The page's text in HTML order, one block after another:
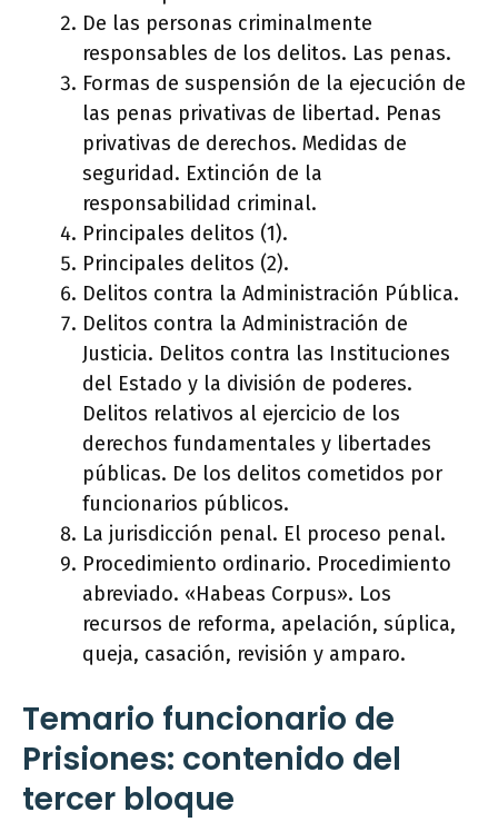
De las personas criminalmente
responsables de los delitos. Las penas.
Formas de suspensión de la ejecución de
las penas privativas de libertad. Penas
privativas de derechos. Medidas de
seguridad. Extinción de la
responsabilidad criminal.
Principales delitos (1).
Principales delitos (2).
Delitos contra la Administración Pública.
Delitos contra la Administración de
Justicia. Delitos contra las Instituciones
del Estado y la división de poderes.
Delitos relativos al ejercicio de los
derechos fundamentales y libertades
públicas. De los delitos cometidos por
funcionarios públicos.
La jurisdicción penal. El proceso penal.
Procedimiento ordinario. Procedimiento
abreviado. «Habeas Corpus». Los
recursos de reforma, apelación, súplica,
queja, casación, revisión y amparo.
Temario funcionario de
Prisiones: contenido del
tercer bloque